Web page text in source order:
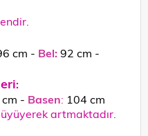
cm - Bel:92 cm -
:
- Basen: 104 cm
artmaktadır.